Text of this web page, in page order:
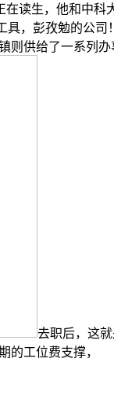
读生，他和中
，彭孜勉的公
则供给了一系列办
去职后，这
的工位费支撑，